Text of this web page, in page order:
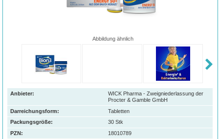
Abbildung ähnlich
Anbieter:
WICK Pharma - Zweigniederlassung der
Procter & Gamble GmbH
Darreichungsform:
Tabletten
Packungsgröße:
30 Stk
PZN:
18010789